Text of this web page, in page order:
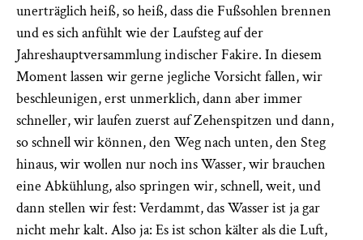
unerträglich heiß, so heiß, dass die Fußsohlen brennen
und es sich anfühlt wie der Laufsteg auf der
Jahreshauptversammlung indischer Fakire. In diesem
Moment lassen wir gerne jegliche Vorsicht fallen, wir
beschleunigen, erst unmerklich, dann aber immer
schneller, wir laufen zuerst auf Zehenspitzen und dann,
so schnell wir können, den Weg nach unten, den Steg
hinaus, wir wollen nur noch ins Wasser, wir brauchen
eine Abkühlung, also springen wir, schnell, weit, und
dann stellen wir fest: Verdammt, das Wasser ist ja gar
nicht mehr kalt. Also ja: Es ist schon kälter als die Luft,